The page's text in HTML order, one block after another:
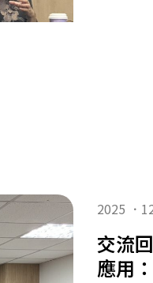
2025 ．
交流
應用